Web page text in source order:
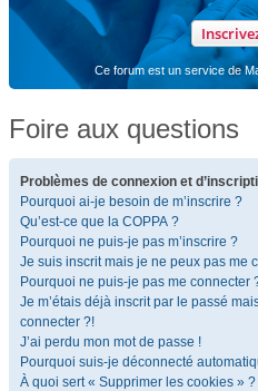
Ce forum est un service de
Foire aux questions
Problèmes de connexion et
Pourquoi ai-je besoin de m’inscrire ?
Qu’est-ce que la COPPA ?
Pourquoi ne puis-je pas m’inscrire ?
Je suis inscrit mais je ne peux pas me
Pourquoi ne puis-je pas me connecter
Je m’étais déjà inscrit par le passé
connecter ?!
J’ai perdu mon mot de passe !
Pourquoi suis-je déconnecté
À quoi sert « Supprimer les cookies » ?